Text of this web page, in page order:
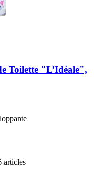
Toilette "L’Idéale",
articles